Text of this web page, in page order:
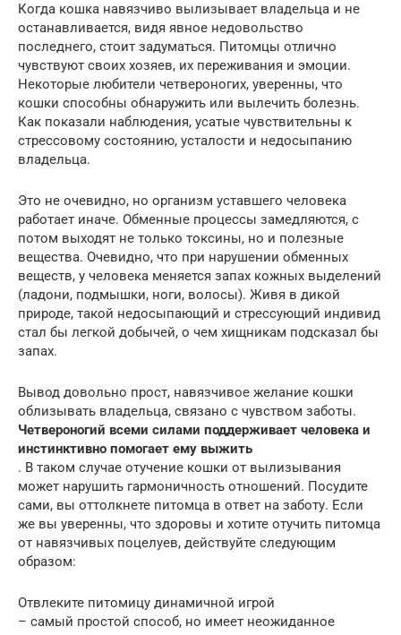
Когда кошка навязчиво вылизывает владельца и не
останавливается, видя явное недовольство
последнего, стоит задуматься. Питомцы отлично
чувствуют своих хозяев, их переживания и эмоции.
Некоторые любители четвероногих, уверенны, что
кошки способны обнаружить или вылечить болезнь.
Как показали наблюдения, усатые чувствительны к
стрессовому состоянию, усталости и недосыпанию
владельца.
Это не очевидно, но организм уставшего человека
работает иначе. Обменные процессы замедляются, с
потом выходят не только токсины, но и полезные
вещества. Очевидно, что при нарушении обменных
веществ, у человека меняется запах кожных выделений
(ладони, подмышки, ноги, волосы). Живя в дикой
природе, такой недосыпающий и стрессующий индивид
стал бы легкой добычей, о чем хищникам подсказал бы
запах.
Вывод довольно прост, навязчивое желание кошки
облизывать владельца, связано с чувством заботы.
Четвероногий всеми силами поддерживает человека и
инстинктивно помогает ему выжить
. В таком случае отучение кошки от вылизывания
может нарушить гармоничность отношений. Посудите
сами, вы оттолкнете питомца в ответ на заботу. Если
же вы уверенны, что здоровы и хотите отучить питомца
от навязчивых поцелуев, действуйте следующим
образом:
Отвлеките питомицу динамичной игрой
– самый простой способ, но имеет неожиданное